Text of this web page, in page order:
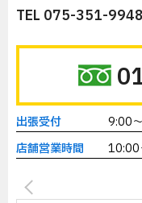
TEL 075-351-9948
出張受付
9:00
店舗営業時間
10:00